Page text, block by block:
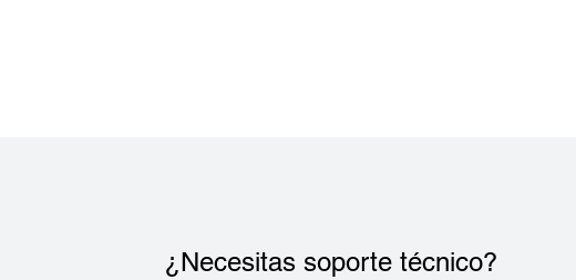
¿Necesitas soporte técnico?